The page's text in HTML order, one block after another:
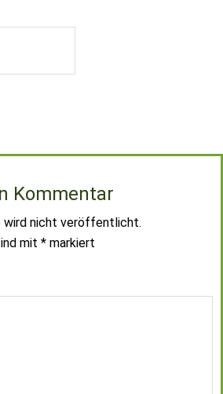
Kommentar
wird nicht veröffentlicht.
mit * markiert